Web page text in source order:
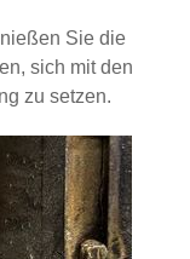
Sie die
sich mit den
zu setzen.